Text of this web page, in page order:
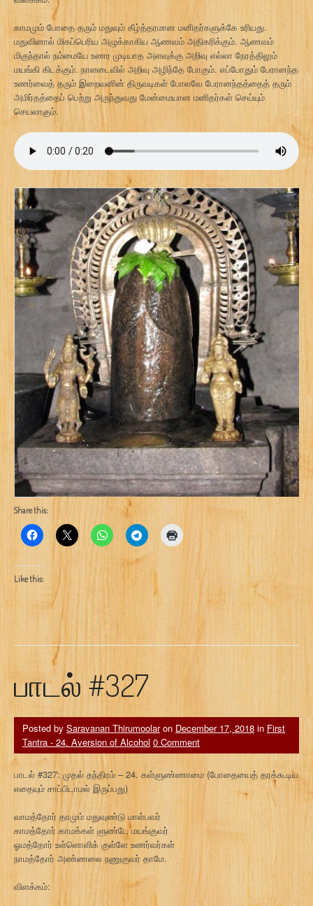
காமமும் போதை தரும் மதுவும் கீழ்த்தரமான மனிதர்களுக்கே உரியது.
மதுவினால் மிகப்பெரிய அழுக்காகிய ஆணவம் அதிகரிக்கும். ஆணவம்
மிகுந்தால் நம்மையே உணர முடியாத அளவுக்கு அறிவு எல்லா நேரத்திலும்
மயங்கி கிடக்கும். நாளடைவில் அறிவு அழிந்தே போகும். எப்போதும் பேரானந்த
உணர்வைத் தரும் இறைவனின் திருவடிகள் போலவே பேரானந்தத்தைத் தரும்
அமிர்தத்தைப் பெற்று அருந்துவது மேன்மையான மனிதர்கள் செய்யும்
செயலாகும்.
Share this:
Like this:
பாடல் #327
Posted by Saravanan Thirumoolaron December 17, 2018 in First
Tantra - 24. Aversion of Alcohol 0 Comment
பாடல் #327: முதல் தந்திரம் – 24. கள்ளுண்ணாமை (போதையைத் தரக்கூடிய
எதையும் சாப்பிடாமல் இருப்பது)
வாமத்தோர் தாமும் மதுவுண்டு மாள்பவர்
காமத்தோர் காமக்கள் ளுண்டே மயங்குவர்
ஓமத்தோர் உள்ளொளிக் குள்ளே உணர்வர்கள்
நாமத்தோர் அண்ணலை நணுகுவர் தாமே.
விளக்கம்: